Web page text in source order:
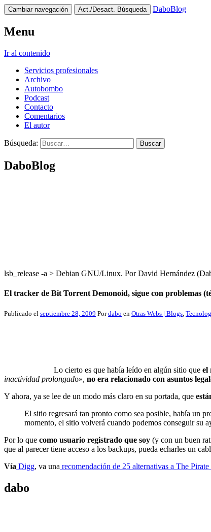
Cambiar navegación Act./Desact. Búsqueda DaboBlog
Menu
Ir al contenido
Servicios profesionales
Archivo
Autobombo
Podcast
Contacto
Comentarios
El autor
Búsqueda:
DaboBlog
lsb_release -a > Debian GNU/Linux. Por David Hernández
El tracker de Bit Torrent Demonoid, sigue con problemas
Publicado el septiembre 28, 2009 Pordabo en Otras Webs | Blogs,
Lo cierto es que había leído en algún sitio que el
inactividad prolongado», no era relacionado con asuntos
Y ahora, ya se lee de un modo más claro en su portada, que
El sitio regresará tan pronto como sea posible, había un
momento, el sitio volverá cuando podemos conseguir su
Por lo que como usuario registrado que soy (y con un buen
que al parecer tiene acceso a los backups, pueda echarles un
Vía Digg, va una recomendación de 25 alternativas a The
dabo